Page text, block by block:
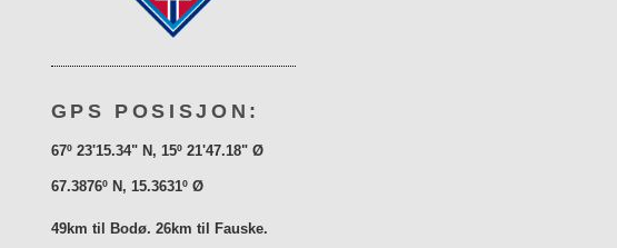
GPS POSISJON:
67º 23'15.34" N, 15º 21'47.18" Ø
67.3876º N, 15.3631º Ø
49km til Bodø. 26km til Fauske.